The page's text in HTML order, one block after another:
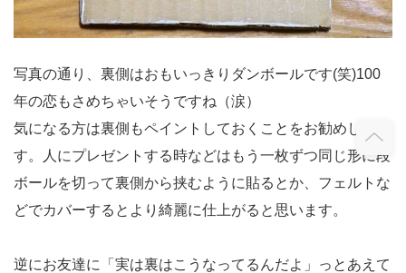
写真の通り、裏側はおもいっきりダンボールです(笑)100
年の恋もさめちゃいそうですね（涙）
気になる方は裏側もペイントしておくことをお勧めしま
す。人にプレゼントする時などはもう一枚ずつ同じ形に段
ボールを切って裏側から挟むように貼るとか、フェルトな
どでカバーするとより綺麗に仕上がると思います。
逆にお友達に「実は裏はこうなってるんだよ」っとあえて